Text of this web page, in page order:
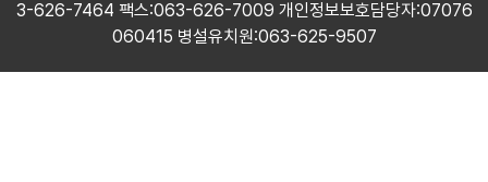
3-626-7464 팩스:063-626-7009 개인정보보호담당자:07076
060415 병설유치원:063-625-9507